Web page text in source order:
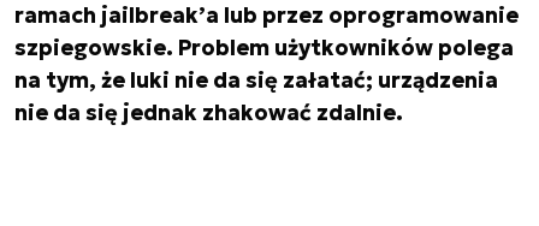
ramach jailbreak’a lub przez oprogramowanie
szpiegowskie. Problem użytkowników polega
na tym, że luki nie da się załatać; urządzenia
nie da się jednak zhakować zdalnie.